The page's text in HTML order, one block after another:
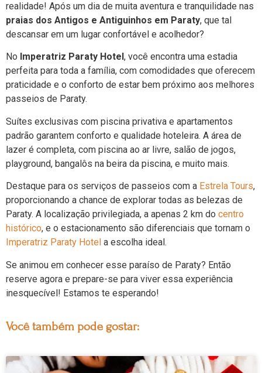
realidade! Após um dia de muita aventura e tranquilidade nas
praias dos Antigos e Antiguinhos em Paraty, que tal
descansar em um lugar confortável e acolhedor?
No Imperatriz Paraty Hotel , você encontra uma estadia
perfeita para toda a família, com comodidades que oferecem
praticidade e o conforto de estar bem próximo aos melhores
passeios de Paraty.
Suítes exclusivas com piscina privativa e apartamentos
padrão garantem conforto e qualidade hoteleira. A área de
lazer é completa, com piscina ao ar livre, salão de jogos,
playground, bangalôs na beira da piscina, e muito mais.
Destaque para os serviços de passeios com a Estrela Tours,
proporcionando a chance de explorar todas as belezas de
Paraty. A localização privilegiada, a apenas 2 km do centro
histórico, e o estacionamento são diferenciais que tornam o
Imperatriz Paraty Hotel a escolha ideal.
Se animou em conhecer esse paraíso de Paraty? Então
reserve agora e prepare-se para viver essa experiência
inesquecível! Estamos te esperando!
Você também pode gostar: